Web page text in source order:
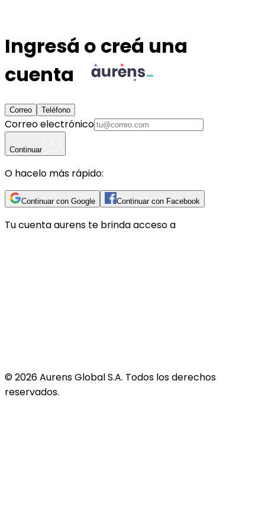
Ingresá o creá una
cuenta
Correo Teléfono
Correo electrónico
Continuar
O hacelo más rápido:
Continuar con Google Continuar con Facebook
Tu cuentaaurens te brinda acceso a
©2026Aurens Global S.A. Todos los derechos
reservados.